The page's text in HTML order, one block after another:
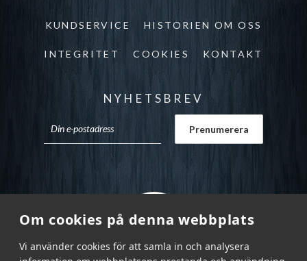
Om cookies på denna webbplats
Vi använder cookies för att samla in och analysera
KUNDSERVICE HISTORIEN OM OSS
INTEGRITET COOKIES KONTAKT
NYHETSBREV